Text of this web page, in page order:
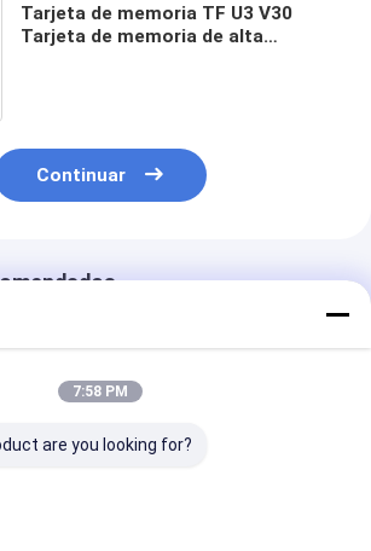
Tarjeta de memoria TF U3 V30
Tarjeta de memoria de alta
Continuar
7:58 PM
are you looking for?